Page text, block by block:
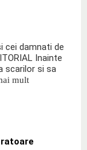
cei damnati de
Inainte
scarilor si sa
mult